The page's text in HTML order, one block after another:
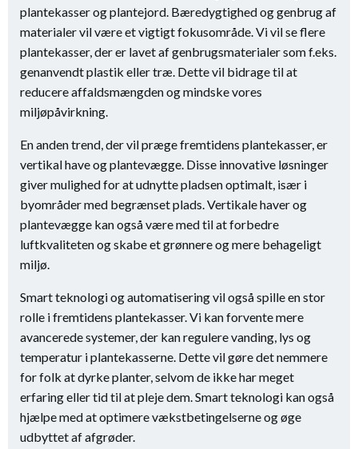
plantekasser og plantejord. Bæredygtighed og genbrug af
materialer vil være et vigtigt fokusområde. Vi vil se flere
plantekasser, der er lavet af genbrugsmaterialer som f.eks.
genanvendt plastik eller træ. Dette vil bidrage til at
reducere affaldsmængden og mindske vores
miljøpåvirkning.
En anden trend, der vil præge fremtidens plantekasser, er
vertikal have og plantevægge. Disse innovative løsninger
giver mulighed for at udnytte pladsen optimalt, især i
byområder med begrænset plads. Vertikale haver og
plantevægge kan også være med til at forbedre
luftkvaliteten og skabe et grønnere og mere behageligt
miljø.
Smart teknologi og automatisering vil også spille en stor
rolle i fremtidens plantekasser. Vi kan forvente mere
avancerede systemer, der kan regulere vanding, lys og
temperatur i plantekasserne. Dette vil gøre det nemmere
for folk at dyrke planter, selvom de ikke har meget
erfaring eller tid til at pleje dem. Smart teknologi kan også
hjælpe med at optimere vækstbetingelserne og øge
udbyttet af afgrøder.